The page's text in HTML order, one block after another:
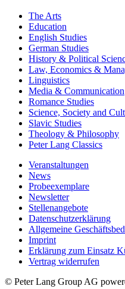
The Arts
Education
English Studies
German Studies
History & Political
Law, Economics &
Linguistics
Media & Communication
Romance Studies
Science, Society and
Slavic Studies
Theology & Philosophy
Peter Lang Classics
Veranstaltungen
News
Probeexemplare
Newsletter
Stellenangebote
Datenschutzerklärung
Allgemeine
Imprint
Erklärung zum Einsatz
Vertrag widerrufen
© Peter Lang Group AG